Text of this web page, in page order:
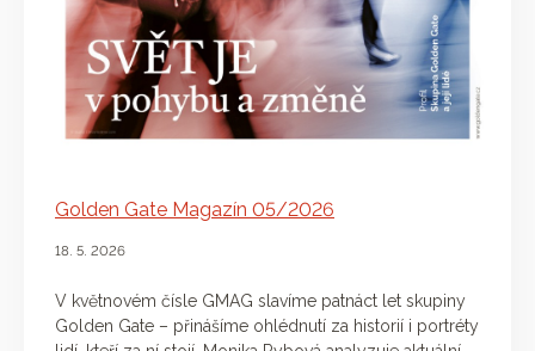
Golden Gate Magazín 05/2026
18. 5. 2026
V květnovém čísle GMAG slavíme patnáct let skupiny
Golden Gate – přinášíme ohlédnutí za historií i portréty